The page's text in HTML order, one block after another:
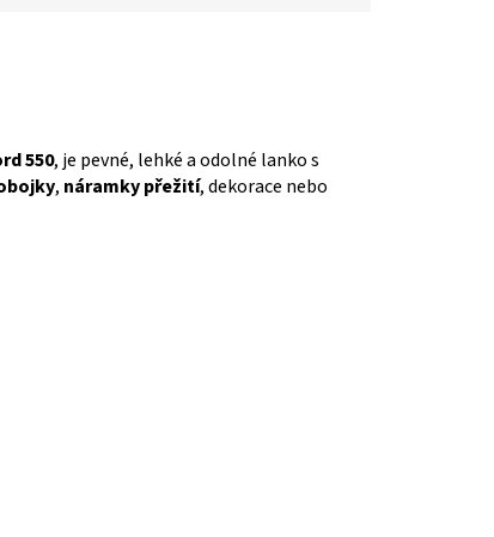
550, je pevné, lehké a odolné lanko s
, náramky přežití, dekorace nebo